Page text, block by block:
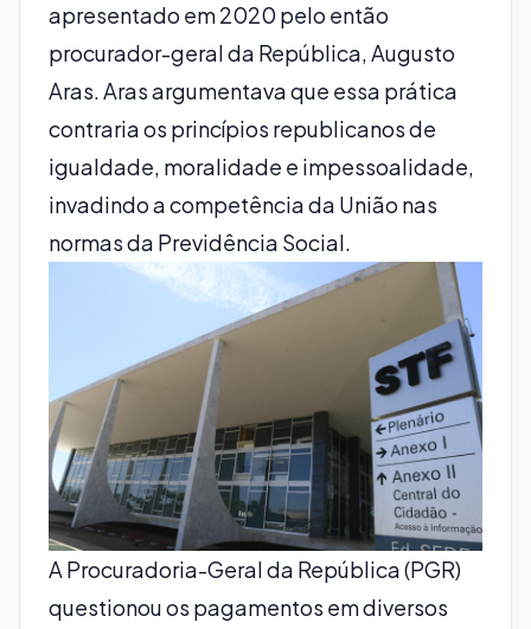
apresentado em 2020 pelo então
procurador-geral da República, Augusto
Aras. Aras argumentava que essa prática
contraria os princípios republicanos de
igualdade, moralidade e impessoalidade,
invadindo a competência da União nas
normas da Previdência Social.
A Procuradoria-Geral da República (PGR)
questionou os pagamentos em diversos